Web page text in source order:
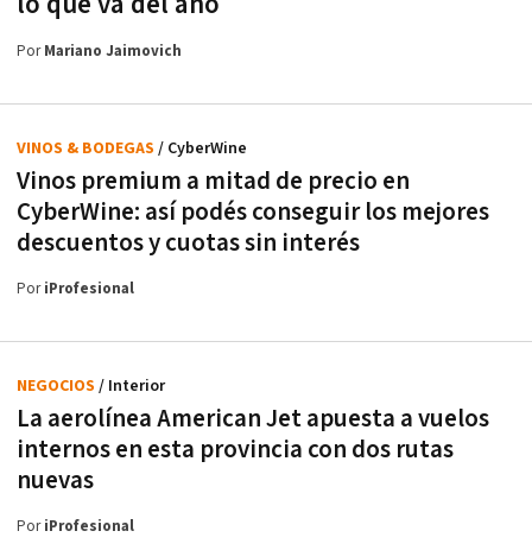
PorMariano Jaimovich
Vinos premium a mitad de precio en
CyberWine: así podés conseguir los mejores
descuentos y cuotas sin interés
VINOS & BODEGAS / CyberWine
PoriProfesional
La aerolínea American Jet apuesta a vuelos
internos en esta provincia con dos rutas
nuevas
NEGOCIOS / Interior
PoriProfesional